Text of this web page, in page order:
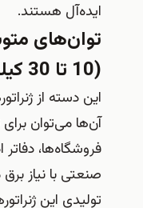
ایده‌آل هستند.
توان‌های
(10 تا 30 کیلووات)
این دسته از
آن‌ها می‌توان
فروشگاه‌ها،
صنعتی با نیاز
تولیدی این